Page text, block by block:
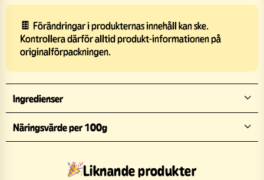
🍫 Förändringar i produkternas innehåll kan ske.
Kontrollera därför alltid produkt-informationen på
originalförpackningen.
Ingredienser
Näringsvärde per 100g
Liknande produkter